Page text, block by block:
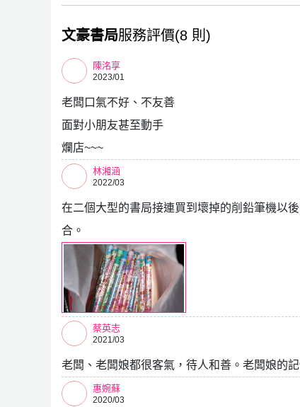
文豪書局服務評價(8 則)
陳洺享
2023/01
老闆口氣不好、不友善
面對小朋友甚至動手
爛店~~~
林湘涵
2022/03
在二個大型的書局接連買到壞掉的削鉛筆機以
合。
蔡英志
2021/03
老闆、老闆娘都很客氣，待人和善。老闆娘的記
惠婉蘇
2020/03